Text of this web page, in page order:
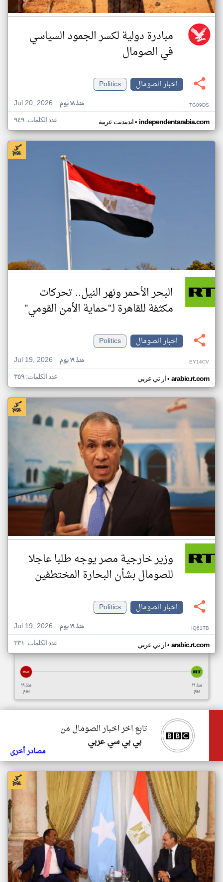
مبادرة دولية لكسر الجمود السياسي
في الصومال
اخبار الصومال
Politics
Jul 20, 2026
منذ ١٨ يوم TG09DS
اندبندنت عربية• independentarabia.com عدد الكلمات: ٩٤٩
البحر الأحمر ونهر النيل.. تحركات
مكثفة للقاهرة لـ"حماية الأمن القومي"
اخبار الصومال
Politics
Jul 19, 2026
منذ ١٩ يوم EY14CV
ار تي عربي• arabic.rt.com عدد الكلمات: ٣٥٩
وزير خارجية مصر يوجه طلبا عاجلا
للصومال بشأن البحارة المختطفين
اخبار الصومال
Politics
Jul 19, 2026
منذ ١٩ يوم IQ61TB
ار تي عربي• arabic.rt.com عدد الكلمات: ٣٣١
منذ ١٩
يوم
منذ ١٩
يوم
تابع اخر اخبار الصومال من
بي بي سي عربي
مصادر أخرى